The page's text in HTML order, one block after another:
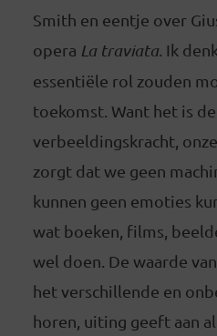
Smith en eentje over
opera La traviata. Ik
essentiële rol zouden
toekomst. Want het is
verbeeldingskracht,
zorgt dat we geen
kunnen geen emoties
wat boeken, films,
wel doen. De waarde
het verschillende en
horen, uiting geeft aan